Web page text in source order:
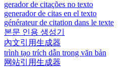
gerador de citações no texto
generador de citas en el texto
générateur de citation dans le texte
본문 인용 생성기
內文引用生成器
trình tạo trích dẫn trong văn bản
网站引用生成器